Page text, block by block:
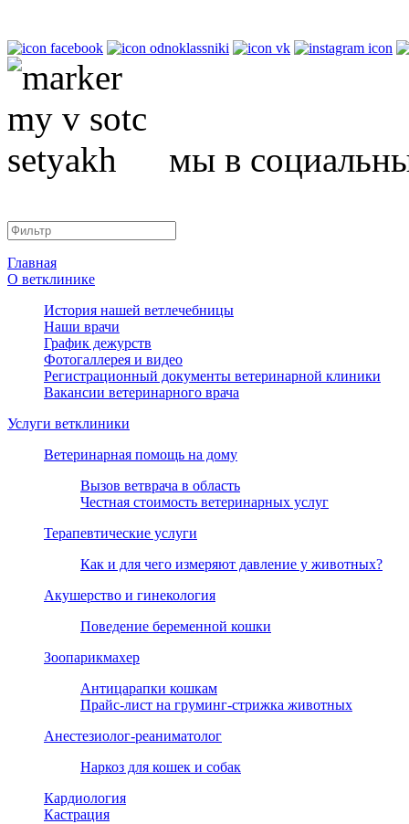
мы в
Главная
О ветклинике
История нашей ветлечебницы
Наши врачи
График дежурств
Фотогаллерея и видео
Регистрационный документы ветеринарной клиники
Вакансии ветеринарного врача
Услуги ветклиники
Ветеринарная помощь на дому
Вызов ветврача в область
Честная стоимость ветеринарных услуг
Терапевтические услуги
Как и для чего измеряют давление у животных?
Акушерство и гинекология
Поведение беременной кошки
Зоопарикмахер
Антицарапки кошкам
Прайс-лист на груминг-стрижка животных
Анестезиолог-реаниматолог
Наркоз для кошек и собак
Кардиология
Кастрация